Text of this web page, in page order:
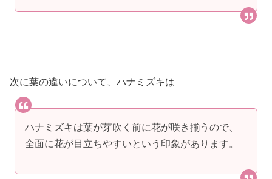
次に葉の違いについて、ハナミズキは
ハナミズキは葉が芽吹く前に花が咲き揃うので、
全面に花が目立ちやすいという印象があります。